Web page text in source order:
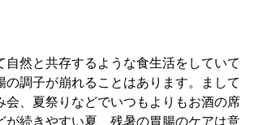
自然と共存するような食生活をしていて
の調子が崩れることはあります。まして
会、夏祭りなどでいつもよりもお酒の席
が続きやすい夏、残暑の胃腸のケアは意